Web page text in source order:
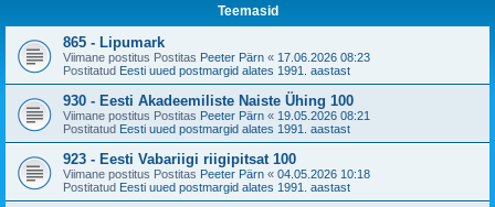
Teemasid
865 - Lipumark
Viimane postitus Postitas Peeter Pärn « 17.06.2026 08:23
Postitatud Eesti uued postmargid alates 1991. aastast
930 - Eesti Akadeemiliste Naiste Ühing 100
Viimane postitus Postitas Peeter Pärn « 19.05.2026 08:21
Postitatud Eesti uued postmargid alates 1991. aastast
923 - Eesti Vabariigi riigipitsat 100
Viimane postitus Postitas Peeter Pärn « 04.05.2026 10:18
Postitatud Eesti uued postmargid alates 1991. aastast